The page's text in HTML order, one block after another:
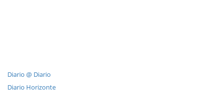
Diario @ Diario
Diario Horizonte